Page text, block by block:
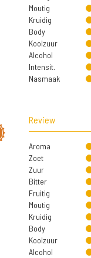
Moutig
Kruidig
Body
Koolzuur
Alcohol
Intensit.
Nasmaak
Review
Aroma
Zoet
Zuur
Bitter
Fruitig
Moutig
Kruidig
Body
Koolzuur
Alcohol